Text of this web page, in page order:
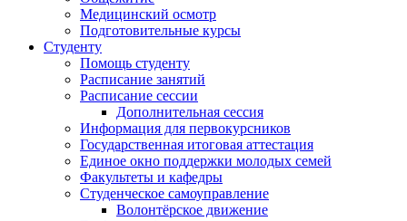
Медицинский осмотр
Подготовительные курсы
Студенту
Помощь студенту
Расписание занятий
Расписание сессии
Дополнительная сессия
Информация для первокурсников
Государственная итоговая аттестация
Единое окно поддержки молодых семей
Факультеты и кафедры
Студенческое самоуправление
Волонтёрское движение